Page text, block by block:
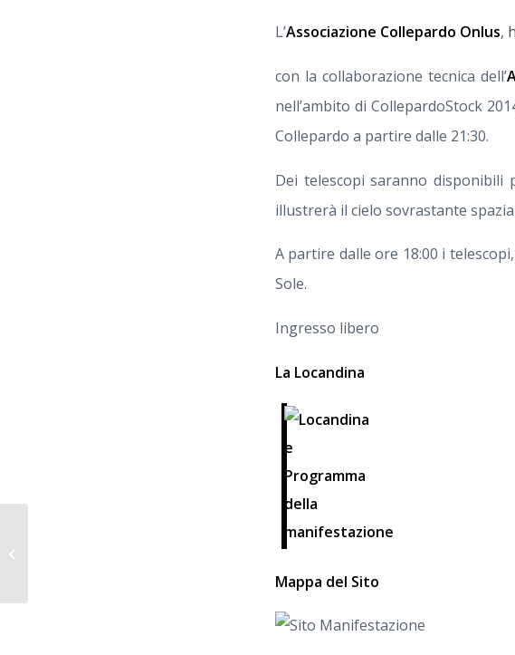
L’Associazione Collepardo Onlus,
con la collaborazione tecnica dell’
nell’ambito di CollepardoStock
Collepardo a partire dalle 21:30.
Dei telescopi saranno disponibili
illustrerà il cielo sovrastante
A partire dalle ore 18:00 i
Sole.
Ingresso libero
La Locandina
Mappa del Sito